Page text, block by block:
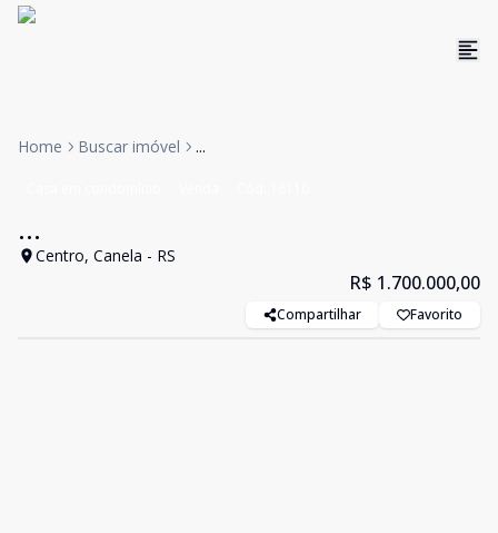
Home Buscar imóvel ...
...
Centro, Canela - RS
R$ 1.700.000,00
Compartilhar Favorito